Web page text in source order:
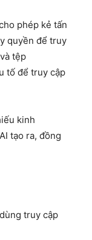
phép kẻ tấn
quyền để truy
tệp
tố để truy cập
kinh
tạo ra, đồng
truy cập